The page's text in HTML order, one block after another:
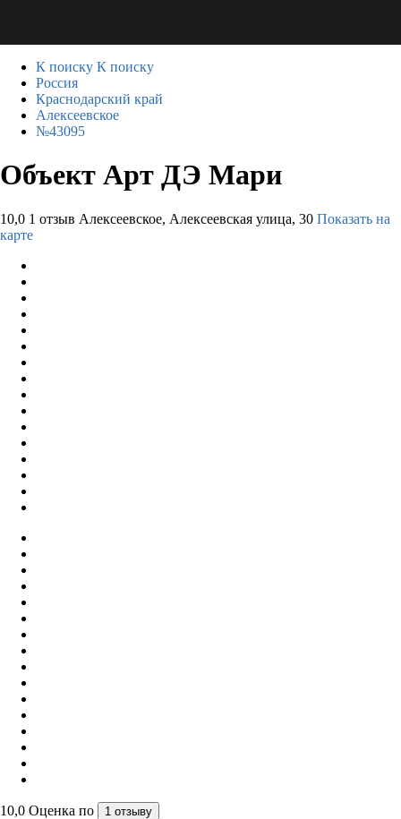
К поиску К поиску
Россия
Краснодарский край
Алексеевское
№43095
Объект Арт ДЭ Мари
10,0 1 отзыв Алексеевское, Алексеевская улица, 30 Показать на
карте
10,0 Оценка по 1 отзыву